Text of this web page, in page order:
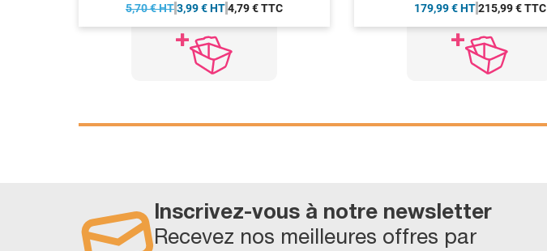
5,70 € HT3,99 € HT4,79 € TTC 179,99 € HT 215,99 € TTC
Inscrivez-vous à notre newsletter
Recevez nos meilleures offres par